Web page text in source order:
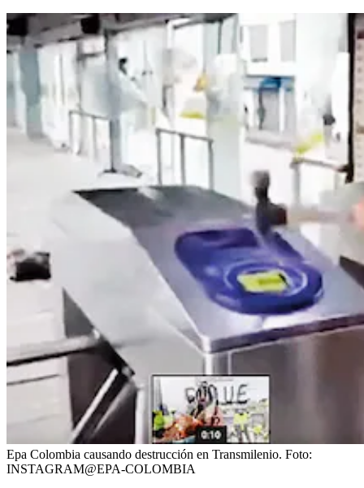
Epa Colombia causando destrucción en Transmilenio. Foto:
INSTAGRAM@EPA-COLOMBIA